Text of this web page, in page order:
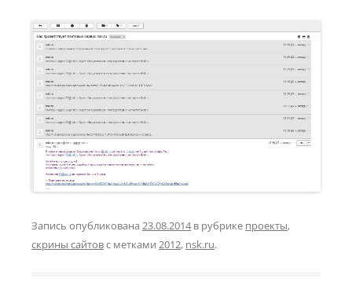
Запись опубликована 23.08.2014в рубрике проекты,
скрины сайтовс метками 2012, nsk.ru.